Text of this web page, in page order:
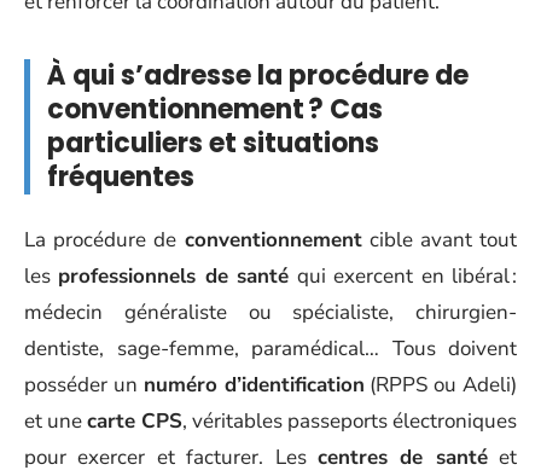
À qui s’adresse la procédure de
conventionnement ? Cas
particuliers et situations
fréquentes
La procédure de conventionnementcible avant tout
les professionnels de santé qui exercent en libéral :
médecin généraliste ou spécialiste, chirurgien-
dentiste, sage-femme, paramédical… Tous doivent
posséder un numéro d’identification (RPPS ou Adeli)
et unecarte CPS, véritables passeports électroniques
pour exercer et facturer. Les centres de santéet